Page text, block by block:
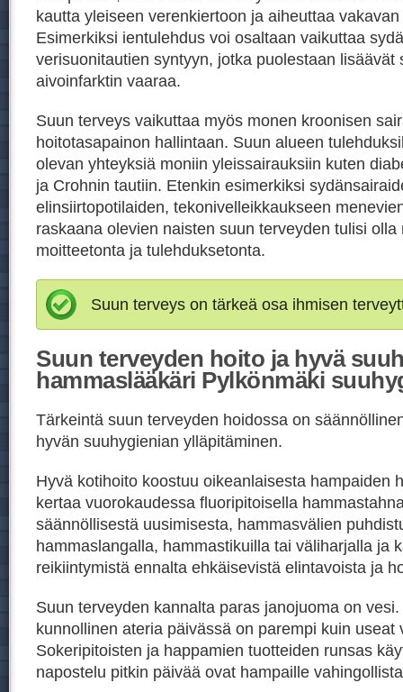
kautta yleiseen verenkiertoon ja aiheuttaa
Esimerkiksi ientulehdus voi osaltaan vaikuttaa
verisuonitautien syntyyn, jotka puolestaan lisäävät
aivoinfarktin vaaraa.
Suun terveys vaikuttaa myös monen kroonisen
hoitotasapainon hallintaan. Suun alueen
olevan yhteyksiä moniin yleissairauksiin kuten
ja Crohnin tautiin. Etenkin esimerkiksi
elinsiirtopotilaiden, tekonivelleikkaukseen
raskaana olevien naisten suun terveyden tulisi olla
moitteetonta ja tulehduksetonta.
Suun terveys on tärkeä osa ihmisen
Suun terveyden hoito ja hyvä
hammaslääkäri Pylkönmäki
Tärkeintä suun terveyden hoidossa on
hyvän suuhygienian ylläpitäminen.
Hyvä kotihoito koostuu oikeanlaisesta hampaiden
kertaa vuorokaudessa fluoripitoisella
säännöllisestä uusimisesta, hammasvälien
hammaslangalla, hammastikuilla tai väliharjalla ja
reikiintymistä ennalta ehkäisevistä elintavoista ja
Suun terveyden kannalta paras janojuoma on
kunnollinen ateria päivässä on parempi kuin useat
Sokeripitoisten ja happamien tuotteiden runsas
napostelu pitkin päivää ovat hampaille